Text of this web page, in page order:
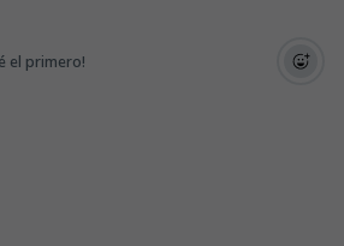
el primero!